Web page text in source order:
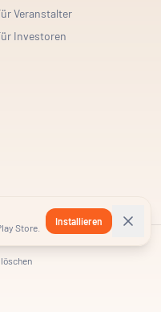
Veranstalter
Investoren
Store.
Installieren